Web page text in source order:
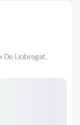
De Llobregat,